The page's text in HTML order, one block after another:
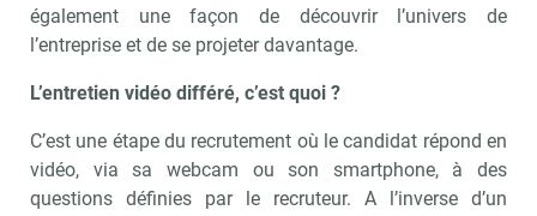
également une façon de découvrir l’univers de
l’entreprise et de se projeter davantage.
L’entretien vidéo différé, c’est quoi ?
C’est une étape du recrutement où le candidat répond en
vidéo, via sa webcam ou son smartphone, à des
questions définies par le recruteur. A l’inverse d’un